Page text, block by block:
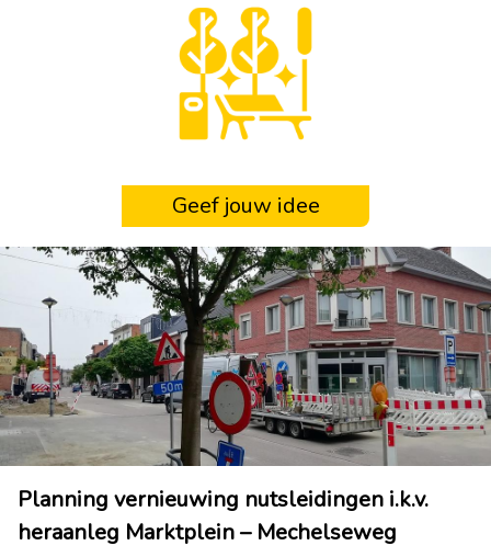
Geef jouw idee
Planning vernieuwing nutsleidingen i.k.v.
heraanleg Marktplein – Mechelseweg